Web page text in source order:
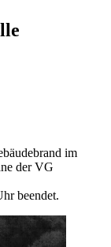
im
der VG
beendet.